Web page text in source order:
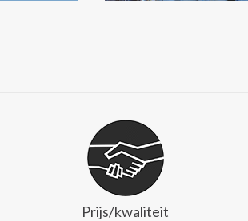
Prijs/kwaliteit